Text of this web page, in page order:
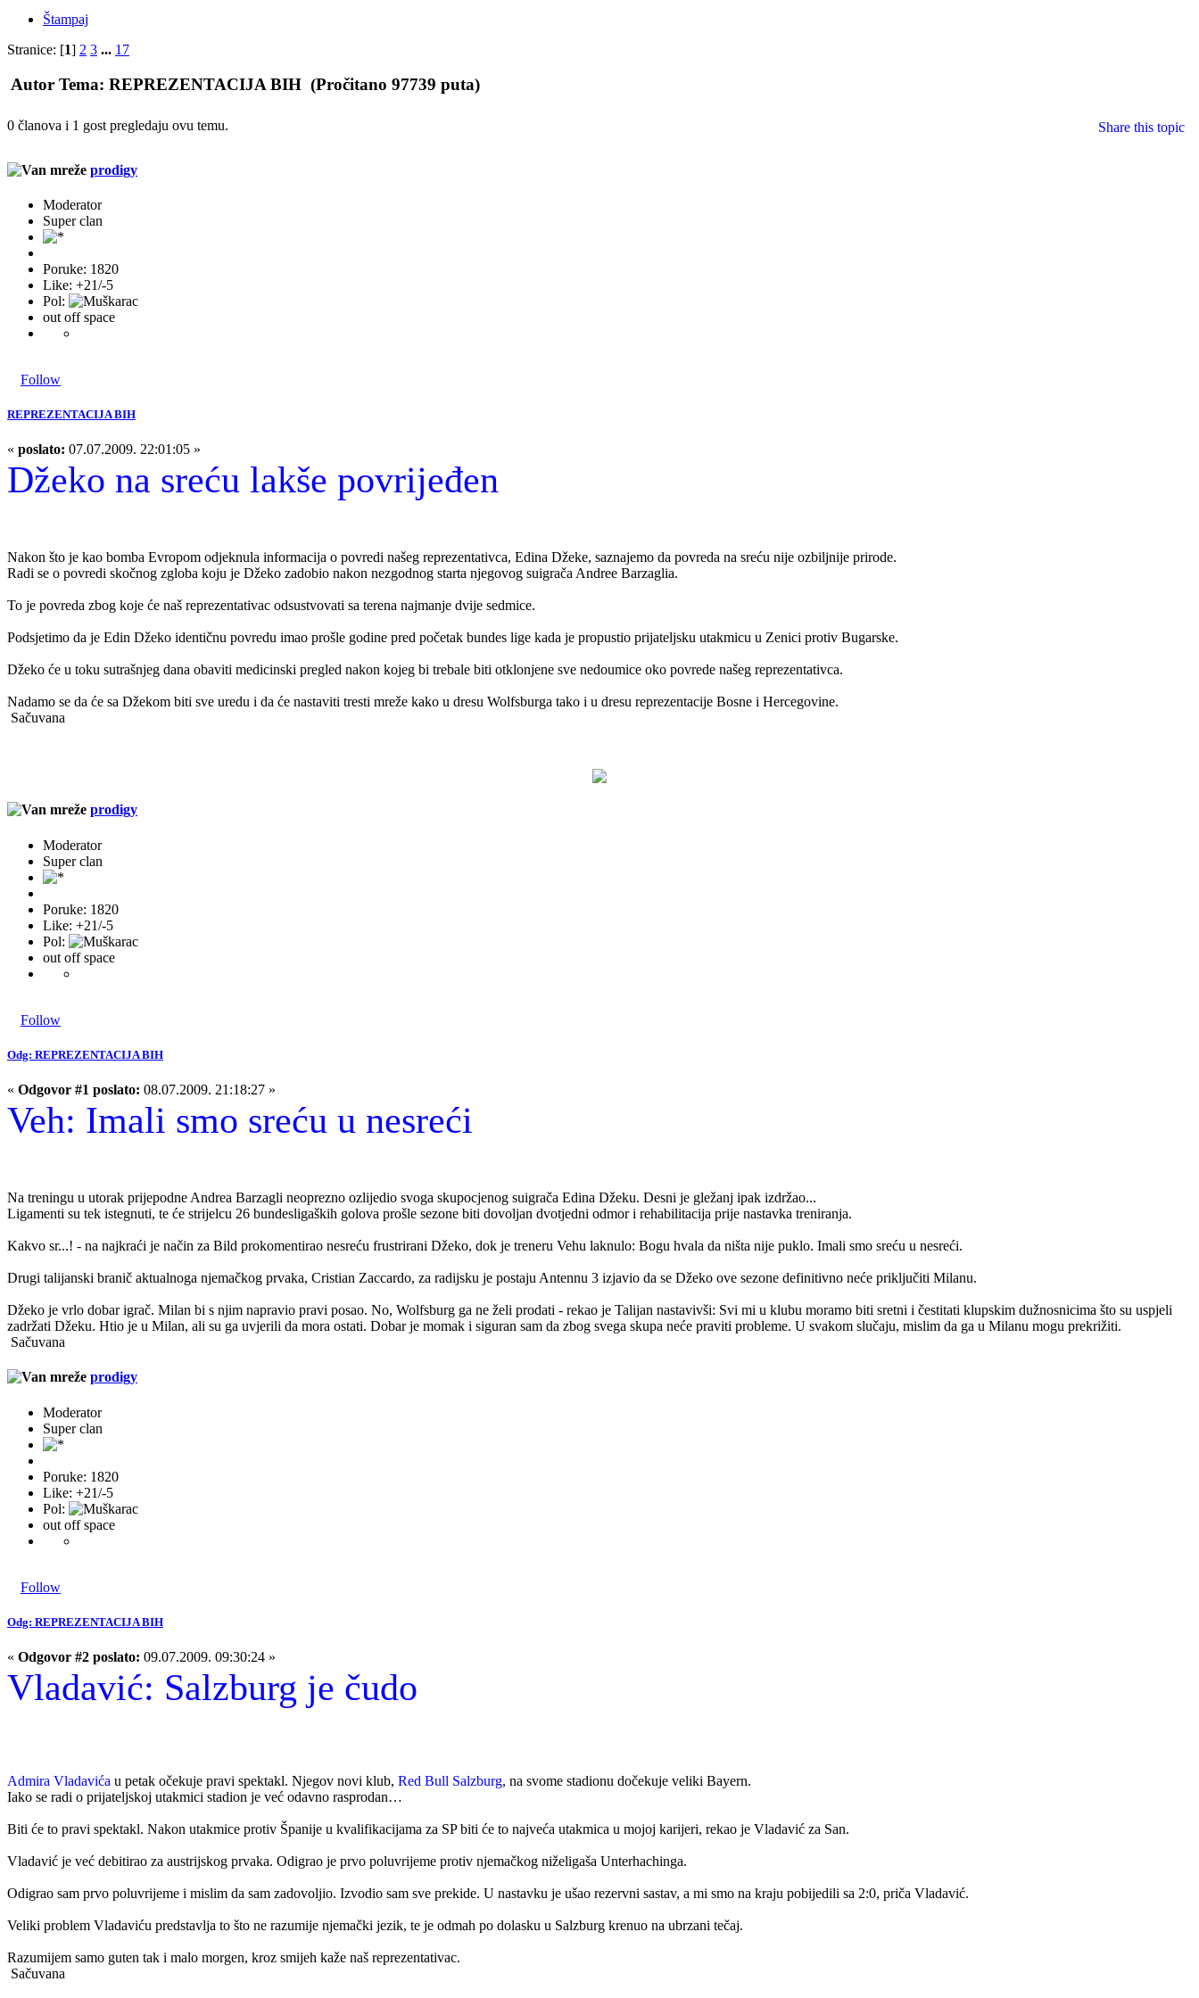
Štampaj
Stranice: [1] 2 3 ... 17
Autor Tema: REPREZENTACIJA BIH (Pročitano 97739 puta)
Share this topic
0 članova i 1 gost pregledaju ovu temu.
prodigy
Moderator
Super clan
Poruke: 1820
Like: +21/-5
Pol:
out off space
Follow
REPREZENTACIJA BIH
« poslato: 07.07.2009. 22:01:05 »
Džeko na sreću lakše povrijeđen
Nakon što je kao bomba Evropom odjeknula informacija o povredi našeg reprezentativca, Edina Džeke, saznajemo da povreda na sreću nije ozbiljnije prirode.
Radi se o povredi skočnog zgloba koju je Džeko zadobio nakon nezgodnog starta njegovog suigrača Andree Barzaglia.
To je povreda zbog koje će naš reprezentativac odsustvovati sa terena najmanje dvije sedmice.
Podsjetimo da je Edin Džeko identičnu povredu imao prošle godine pred početak bundes lige kada je propustio prijateljsku utakmicu u Zenici protiv Bugarske.
Džeko će u toku sutrašnjeg dana obaviti medicinski pregled nakon kojeg bi trebale biti otklonjene sve nedoumice oko povrede našeg reprezentativca.
Nadamo se da će sa Džekom biti sve uredu i da će nastaviti tresti mreže kako u dresu Wolfsburga tako i u dresu reprezentacije Bosne i Hercegovine.
Sačuvana
prodigy
Moderator
Super clan
Poruke: 1820
Like: +21/-5
Pol:
out off space
Follow
Odg: REPREZENTACIJA BIH
« Odgovor #1 poslato: 08.07.2009. 21:18:27 »
Veh: Imali smo sreću u nesreći
Na treningu u utorak prijepodne Andrea Barzagli neoprezno ozlijedio svoga skupocjenog suigrača Edina Džeku. Desni je gležanj ipak izdržao...
Ligamenti su tek istegnuti, te će strijelcu 26 bundesligaških golova prošle sezone biti dovoljan dvotjedni odmor i rehabilitacija prije nastavka treniranja.
Kakvo sr...! - na najkraći je način za Bild prokomentirao nesreću frustrirani Džeko, dok je treneru Vehu laknulo: Bogu hvala da ništa nije puklo. Imali smo sreću u nesreći.
Drugi talijanski branič aktualnoga njemačkog prvaka, Cristian Zaccardo, za radijsku je postaju Antennu 3 izjavio da se Džeko ove sezone definitivno neće priključiti Milanu.
Džeko je vrlo dobar igrač. Milan bi s njim napravio pravi posao. No, Wolfsburg ga ne želi prodati - rekao je Talijan nastavivši: Svi mi u klubu moramo biti sretni i čestitati klupskim dužnosnicima što su uspjeli
zadržati Džeku. Htio je u Milan, ali su ga uvjerili da mora ostati. Dobar je momak i siguran sam da zbog svega skupa neće praviti probleme. U svakom slučaju, mislim da ga u Milanu mogu prekrižiti.
Sačuvana
prodigy
Moderator
Super clan
Poruke: 1820
Like: +21/-5
Pol:
out off space
Follow
Odg: REPREZENTACIJA BIH
« Odgovor #2 poslato: 09.07.2009. 09:30:24 »
Vladavić: Salzburg je čudo
Admira Vladavića u petak očekuje pravi spektakl. Njegov novi klub, Red Bull Salzburg, na svome stadionu dočekuje veliki Bayern.
Iako se radi o prijateljskoj utakmici stadion je već odavno rasprodan…
Biti će to pravi spektakl. Nakon utakmice protiv Španije u kvalifikacijama za SP biti će to najveća utakmica u mojoj karijeri, rekao je Vladavić za San.
Vladavić je već debitirao za austrijskog prvaka. Odigrao je prvo poluvrijeme protiv njemačkog niželigaša Unterhachinga.
Odigrao sam prvo poluvrijeme i mislim da sam zadovoljio. Izvodio sam sve prekide. U nastavku je ušao rezervni sastav, a mi smo na kraju pobijedili sa 2:0, priča Vladavić.
Veliki problem Vladaviću predstavlja to što ne razumije njemački jezik, te je odmah po dolasku u Salzburg krenuo na ubrzani tečaj.
Razumijem samo guten tak i malo morgen, kroz smijeh kaže naš reprezentativac.
Sačuvana